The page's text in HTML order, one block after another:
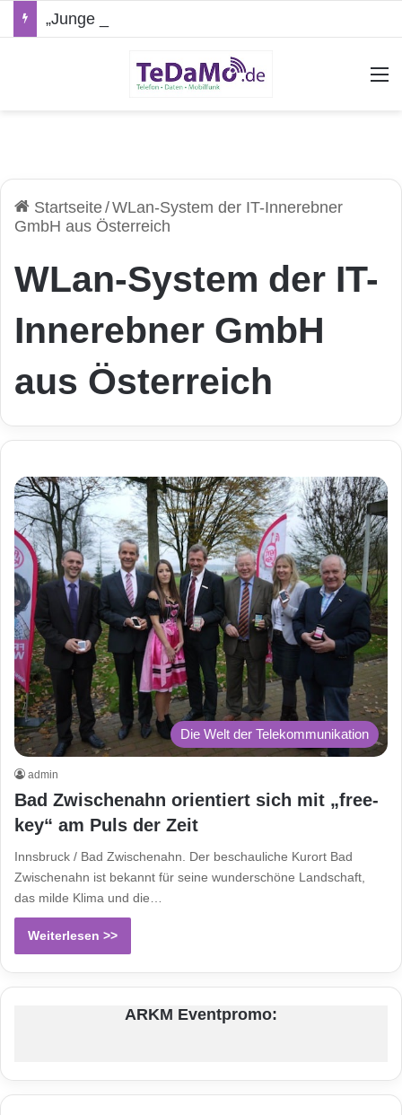
Startseite/WLan-System der IT-Innerebner
GmbH aus Österreich
WLan-System der IT-
Innerebner GmbH
aus Österreich
Die Welt der Telekommunikation
admin
Bad Zwischenahn orientiert sich mit „free-
key“ am Puls der Zeit
Innsbruck / Bad Zwischenahn. Der beschauliche Kurort Bad
Zwischenahn ist bekannt für seine wunderschöne Landschaft,
das milde Klima und die…
Weiterlesen >>
ARKM Eventpromo: